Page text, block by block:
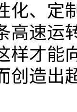
化、定
高速运
样才能
创造出